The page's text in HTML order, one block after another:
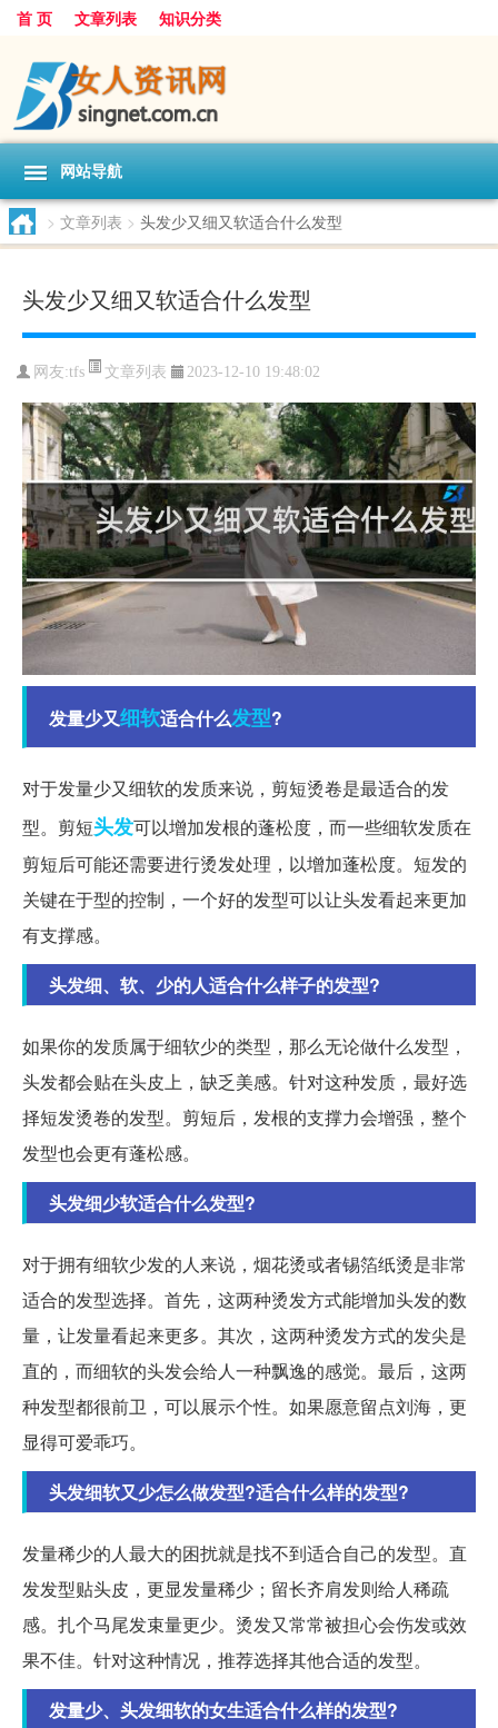
首 页 文章列表 知识分类
网站导航
> 文章列表 > 头发少又细又软适合什么发型
头发少又细又软适合什么发型
网友:tfs 文章列表 2023-12-10 19:48:02
发量少又细软适合什么发型?
对于发量少又细软的发质来说，剪短烫卷是最适合的发
型。剪短头发可以增加发根的蓬松度，而一些细软发质在
剪短后可能还需要进行烫发处理，以增加蓬松度。短发的
关键在于型的控制，一个好的发型可以让头发看起来更加
有支撑感。
头发细、软、少的人适合什么样子的发型?
如果你的发质属于细软少的类型，那么无论做什么发型，
头发都会贴在头皮上，缺乏美感。针对这种发质，最好选
择短发烫卷的发型。剪短后，发根的支撑力会增强，整个
发型也会更有蓬松感。
头发细少软适合什么发型?
对于拥有细软少发的人来说，烟花烫或者锡箔纸烫是非常
适合的发型选择。首先，这两种烫发方式能增加头发的数
量，让发量看起来更多。其次，这两种烫发方式的发尖是
直的，而细软的头发会给人一种飘逸的感觉。最后，这两
种发型都很前卫，可以展示个性。如果愿意留点刘海，更
显得可爱乖巧。
头发细软又少怎么做发型?适合什么样的发型?
发量稀少的人最大的困扰就是找不到适合自己的发型。直
发发型贴头皮，更显发量稀少；留长齐肩发则给人稀疏
感。扎个马尾发束量更少。烫发又常常被担心会伤发或效
果不佳。针对这种情况，推荐选择其他合适的发型。
发量少、头发细软的女生适合什么样的发型?